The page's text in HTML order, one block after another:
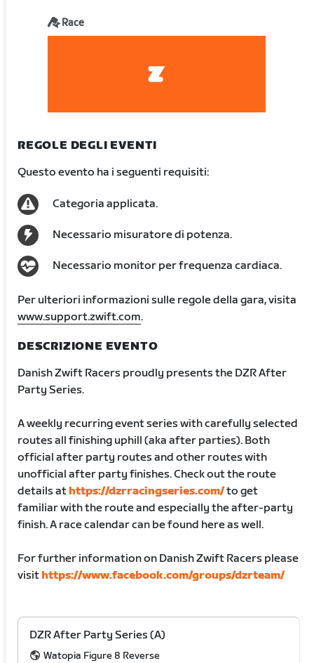
Race
REGOLE DEGLI EVENTI
Questo evento ha i seguenti requisiti:
Categoria applicata.
Necessario misuratore di potenza.
Necessario monitor per frequenza cardiaca.
Per ulteriori informazioni sulle regole della gara, visita
www.support.zwift.com.
DESCRIZIONE EVENTO
Danish Zwift Racers proudly presents the DZR After
Party Series.
A weekly recurring event series with carefully selected
routes all finishing uphill (aka after parties). Both
official after party routes and other routes with
unofficial after party finishes. Check out the route
details at https://dzrracingseries.com/to get
familiar with the route and especially the after-party
finish. A race calendar can be found here as well.
For further information on Danish Zwift Racers please
visit https://www.facebook.com/groups/dzrteam/
DZR After Party Series (A)
Watopia Figure 8 Reverse